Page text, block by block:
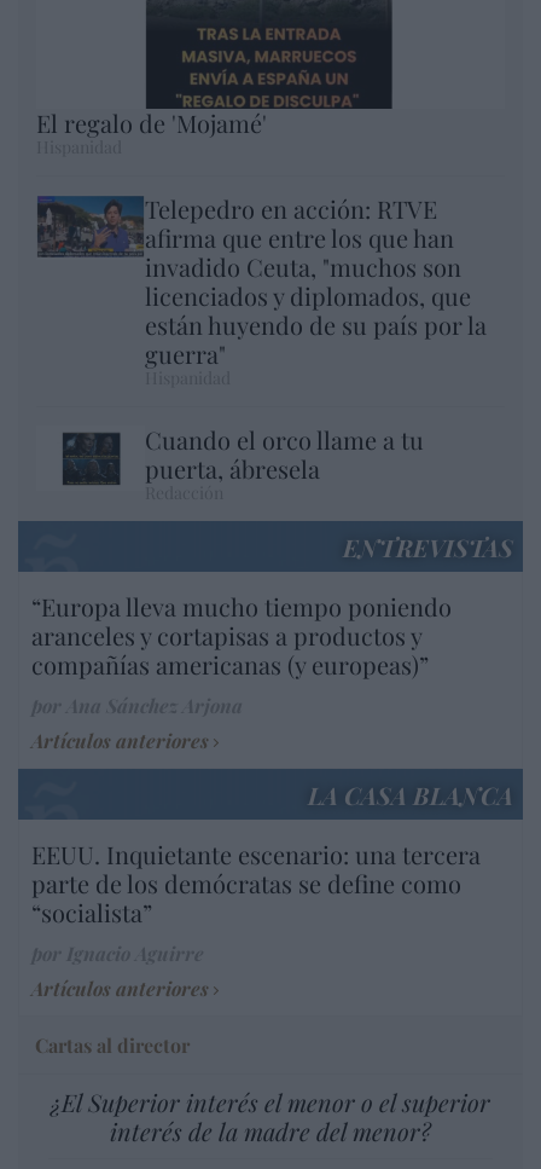
El regalo de 'Mojamé'
Telepedro en acción: RTVE
afirma que entre los que han
invadido Ceuta, "muchos son
licenciados y diplomados, que
están huyendo de su país por la
guerra"
Cuando el orco llame a tu
puerta, ábresela
ENTREVISTAS
“Europa lleva mucho tiempo poniendo
aranceles y cortapisas a productos y
compañías americanas (y europeas)”
Artículos anteriores
LA CASA BLANCA
EEUU. Inquietante escenario: una tercera
parte de los demócratas se define como
“socialista”
Artículos anteriores
Cartas al director
¿El Superior interés el menor o el superior
interés de la madre del menor?